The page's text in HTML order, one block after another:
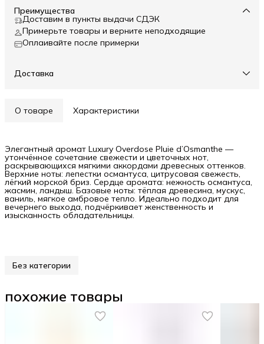
Преимущества
Доставим в пункты выдачи СДЭК
Примерьте товары и верните неподходящие
Оплаивайте после примерки
Доставка
О товаре Характеристики
Элегантный аромат Luxury Overdose Pluie d’Osmanthe —
утончённое сочетание свежести и цветочных нот,
раскрывающихся мягкими аккордами древесных оттенков.
Верхние ноты: лепестки османтуса, цитрусовая свежесть,
лёгкий морской бриз. Сердце аромата: нежность османтуса,
жасмин, ландыш. Базовые ноты: тёплая древесина, мускус,
ваниль, мягкое амбровое тепло. Идеально подходит для
вечернего выхода, подчёркивает женственность и
изысканность обладательницы.
Без категории
похожие товары